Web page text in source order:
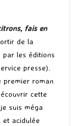
fais en
de la
par les éditions
presse).
premier roman
cette
suis méga
acidulée